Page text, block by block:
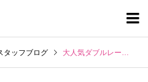

タッフブログ 大人気ダブルレースドレス紹介(^O^)／